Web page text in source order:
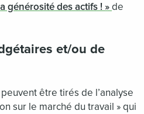
générosité des actifs ! »de
et/ou de
être tirés de l’analyse
sur le marché du travail » qui